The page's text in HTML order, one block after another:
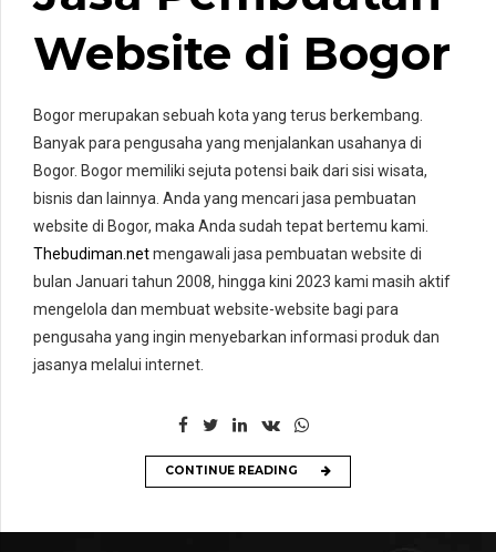
Website di Bogor
Bogor merupakan sebuah kota yang terus berkembang.
Banyak para pengusaha yang menjalankan usahanya di
Bogor. Bogor memiliki sejuta potensi baik dari sisi wisata,
bisnis dan lainnya. Anda yang mencari jasa pembuatan
website di Bogor, maka Anda sudah tepat bertemu kami.
Thebudiman.netmengawali jasa pembuatan website di
bulan Januari tahun 2008, hingga kini 2023 kami masih aktif
mengelola dan membuat website-website bagi para
pengusaha yang ingin menyebarkan informasi produk dan
jasanya melalui internet.
CONTINUE READING